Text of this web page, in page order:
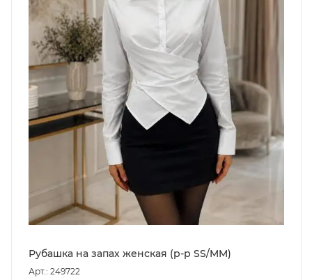
Рубашка на запах женская (р-р SS/MM)
Арт.: 249722